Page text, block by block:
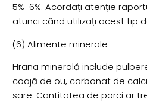
5%-6%. Acordați atenție
atunci când utilizați acest tip
(6) Alimente minerale
Hrana minerală include
coajă de ou, carbonat de
sare. Cantitatea de porci ar